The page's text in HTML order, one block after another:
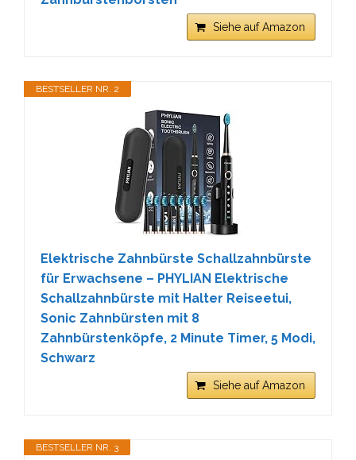
Siehe auf Amazon
BESTSELLER NR. 2
Elektrische Zahnbürste Schallzahnbürste
für Erwachsene – PHYLIAN Elektrische
Schallzahnbürste mit Halter Reiseetui,
Sonic Zahnbürsten mit 8
Zahnbürstenköpfe, 2 Minute Timer, 5 Modi,
Schwarz
Siehe auf Amazon
BESTSELLER NR. 3